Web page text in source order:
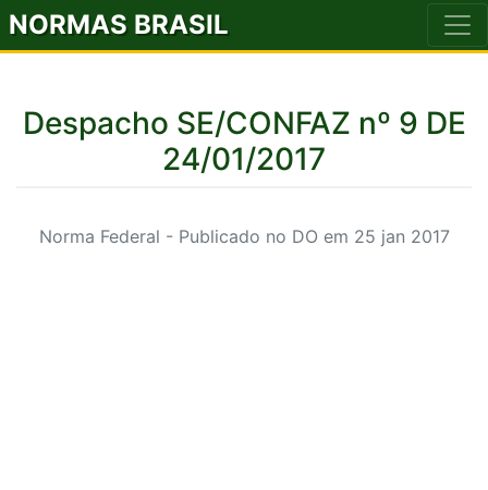
NORMAS BRASIL
Despacho SE/CONFAZ nº 9 DE
24/01/2017
Norma Federal - Publicado no DO em 25 jan 2017